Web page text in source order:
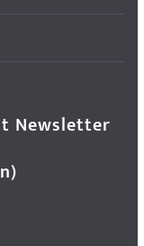
Newsletter